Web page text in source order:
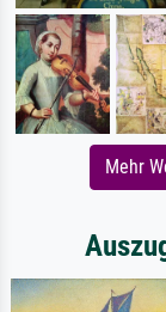
Mehr